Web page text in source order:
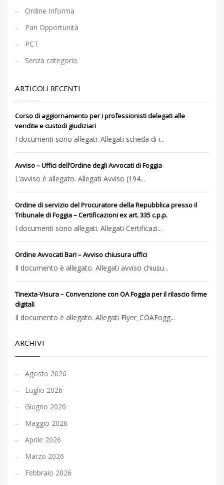
Ordine Informa
Pari Opportunità
PCT
Senza categoria
ARTICOLI RECENTI
Corso di aggiornamento per i professionisti delegati alle
vendite e custodi giudiziari
I documenti sono allegati. Allegati scheda di i...
Avviso – Uffici dell’Ordine degli Avvocati di Foggia
L’avviso è allegato. Allegati Avviso (194...
Ordine di servizio del Procuratore della Repubblica presso il
Tribunale di Foggia – Certificazioni ex art. 335 c.p.p.
I documenti sono allegati. Allegati Certificazi...
Ordine Avvocati Bari – Avviso chiusura uffici
Il documento è allegato. Allegati avviso chiusu...
Tinexta-Visura – Convenzione con OA Foggia per il rilascio firme
digitali
Il documento è allegato. Allegati Flyer_COAFogg...
ARCHIVI
Agosto 2026
Luglio 2026
Giugno 2026
Maggio 2026
Aprile 2026
Marzo 2026
Febbraio 2026